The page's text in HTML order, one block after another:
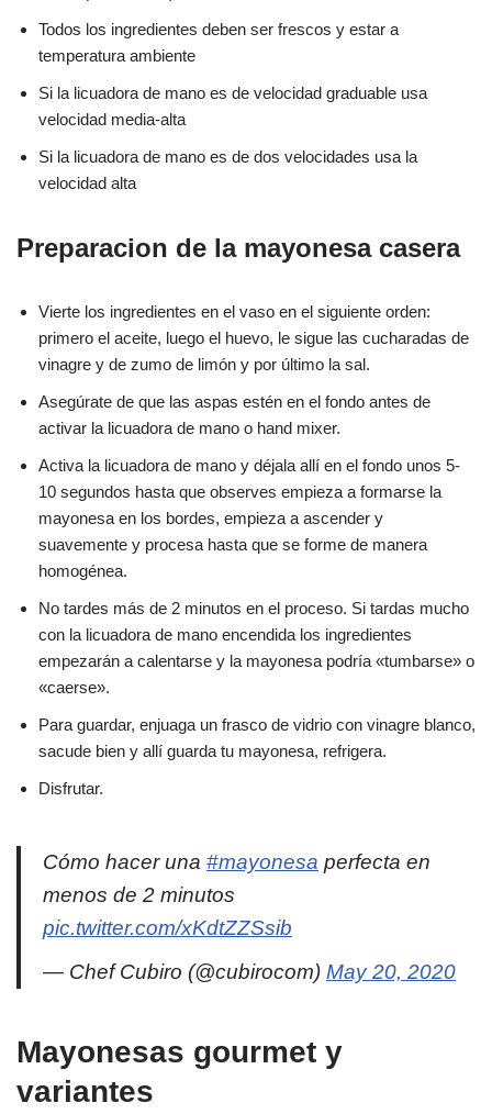
Todos los ingredientes deben ser frescos y estar a
temperatura ambiente
Si la licuadora de mano es de velocidad graduable usa
velocidad media-alta
Si la licuadora de mano es de dos velocidades usa la
velocidad alta
Preparacion de la mayonesa casera
Vierte los ingredientes en el vaso en el siguiente orden:
primero el aceite, luego el huevo, le sigue las cucharadas de
vinagre y de zumo de limón y por último la sal.
Asegúrate de que las aspas estén en el fondo antes de
activar la licuadora de mano o hand mixer.
Activa la licuadora de mano y déjala allí en el fondo unos 5-
10 segundos hasta que observes empieza a formarse la
mayonesa en los bordes, empieza a ascender y
suavemente y procesa hasta que se forme de manera
homogénea.
No tardes más de 2 minutos en el proceso. Si tardas mucho
con la licuadora de mano encendida los ingredientes
empezarán a calentarse y la mayonesa podría «tumbarse» o
«caerse».
Para guardar, enjuaga un frasco de vidrio con vinagre blanco,
sacude bien y allí guarda tu mayonesa, refrigera.
Disfrutar.
Cómo hacer una #mayonesa perfecta en
menos de 2 minutos
pic.twitter.com/xKdtZZSsib
— Chef Cubiro (@cubirocom) May 20, 2020
Mayonesas gourmet y
variantes